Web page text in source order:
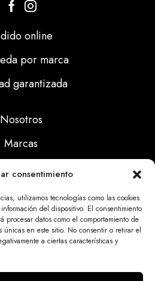
consentimiento
utilizamos tecnologías como las cookies
del dispositivo. El consentimiento
procesar datos como el comportamiento de
en este sitio. No consentir o retirar el
a ciertas características y
online
por marca
garantizada
Nosotros
Marcas
Noticias
Legal
Cookies